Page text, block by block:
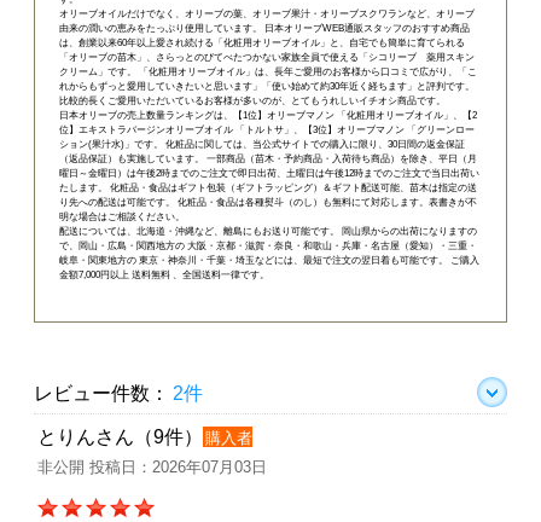
オリーブオイルだけでなく、オリーブの葉、オリーブ果汁・オリーブスクワランなど、オリーブ
由来の潤いの恵みをたっぷり使用しています。 日本オリーブWEB通販スタッフのおすすめ商品
は、創業以来60年以上愛され続ける「 化粧用オリーブオイル 」と、自宅でも簡単に育てられる
「 オリーブの苗木 」、さらっとのびてべたつかない家族全員で使える「 シコリーブ 薬用スキン
クリーム 」です。 「化粧用オリーブオイル」は、長年ご愛用のお客様から口コミで広がり、「こ
れからもずっと愛用していきたいと思います」「使い始めて約30年近く経ちます」と評判です。
比較的長くご愛用いただいているお客様が多いのが、とてもうれしいイチオシ商品です。
日本オリーブの売上数量ランキングは、【1位】オリーブマノン 「 化粧用オリーブオイル 」、【2
位】 エキストラバージンオリーブオイル 「トルトサ」 、【3位】 オリーブマノン 「グリーンロー
ション(果汁水)」 です。 化粧品に関しては、当公式サイトでの購入に限り、 30日間の返金保証
（返品保証）
も実施しています。 一部商品（苗木・予約商品・入荷待ち商品）を除き、平日（月
曜日～金曜日）は午後2時までのご注文で即日出荷、土曜日は午後12時までのご注文で当日出荷い
たします。 化粧品・食品はギフト包装（ギフトラッピング）＆ギフト配送可能、苗木は指定の送
り先への配送は可能です。 化粧品・食品は各種熨斗（のし）も無料にて対応します。表書きが不
明な場合はご相談ください。
配送については、北海道・沖縄など、離島にもお送り可能です。 岡山県からの出荷になりますの
で、岡山・広島・関西地方の 大阪・京都・滋賀・奈良・和歌山・兵庫・名古屋（愛知）・三重・
岐阜・関東地方の 東京・神奈川・千葉・埼玉などには、最短で注文の翌日着も可能です。 ご購入
金額7,000円以上 送料無料 、全国送料一律です。
レビュー件数： 2件
とりんさん（9件）
購入者
非公開 投稿日：2026年07月03日